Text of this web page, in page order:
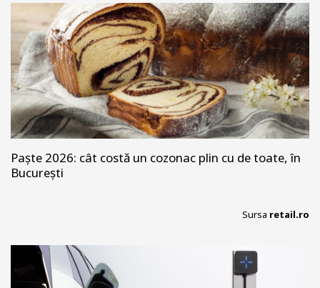
Paște 2026: cât costă un cozonac plin cu de toate, în
București
Sursa retail.ro